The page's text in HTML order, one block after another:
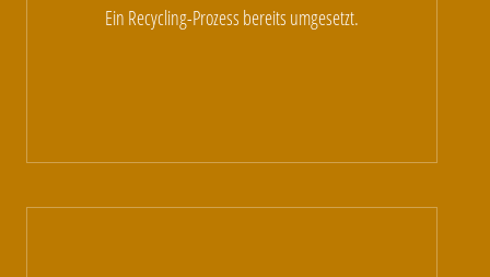
Ein Recycling-Prozess bereits umgesetzt.